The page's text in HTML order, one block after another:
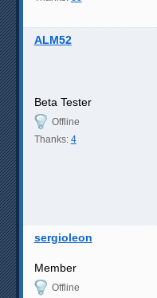
ALM52
Beta Tester
Offline
Thanks: 4
sergioleon
Member
Offline